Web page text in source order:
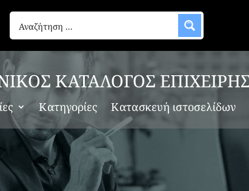
ΚΑΤΑΛΟΓΟΣ
Κατηγορίες Κατασκευή ιστοσελίδων